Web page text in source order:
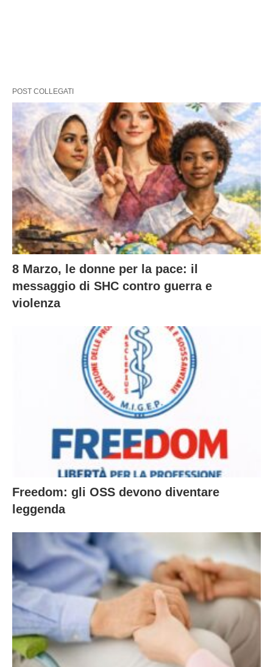
POST COLLEGATI
8 Marzo, le donne per la pace: il
messaggio di SHC contro guerra e
violenza
Freedom: gli OSS devono diventare
leggenda